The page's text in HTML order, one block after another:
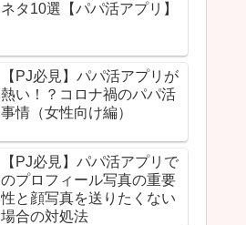
ネタ10選【パパ活アプリ】
【PJ必見】パパ活アプリが
熱い！？コロナ禍のパパ活
事情（女性向け編）
【PJ必見】パパ活アプリで
のプロフィール写真の重要
性と顔写真を送りたくない
場合の対処法